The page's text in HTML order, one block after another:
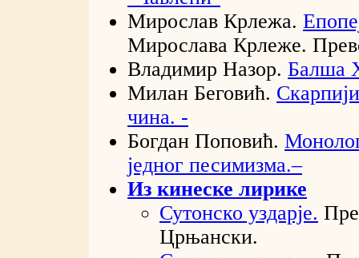
Мирослав Крлежа.
Мирослава Крлеже.
Владимир Назор. Балша
Милан Беговић.
чина. -
Богдан Поповић.
једног песимизма.–
Из кинеске лирике
Сутонско уздарје.
Црњански.